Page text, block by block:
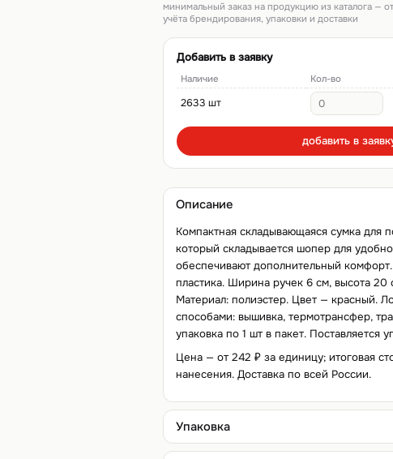
минимальный заказ на продукцию из каталога —
учёта брендирования, упаковки и доставки
Добавить в заявку
Наличие Кол-во
2633 шт
добавить в
Описание
Компактная складывающаяся сумка для
который складывается шопер для
обеспечивают дополнительный
пластика. Ширина ручек 6 см, высота 20
Материал: полиэстер. Цвет — красный.
способами: вышивка, термотрансфер,
упаковка по 1 шт в пакет. Поставляется
Цена — от 242 ₽ за единицу; итоговая
нанесения. Доставка по всей России.
Упаковка